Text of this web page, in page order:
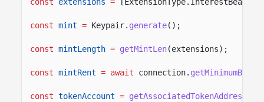
const mint = Keypair. generate();
const mintLength = getMintLen(extensions);
const mintRent = await connection.
const tokenAccount =